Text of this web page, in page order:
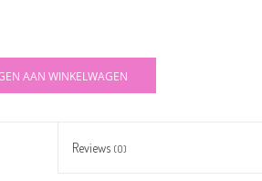
AAN WINKELWAGEN
Reviews (0)